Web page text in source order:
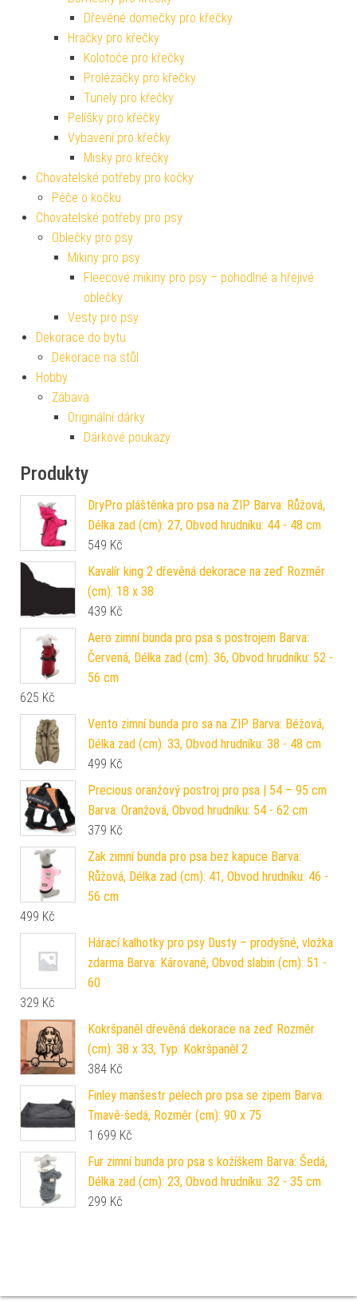
Dřevěné domečky pro křečky
Hračky pro křečky
Kolotoče pro křečky
Prolézačky pro křečky
Tunely pro křečky
Pelíšky pro křečky
Vybavení pro křečky
Misky pro křečky
Chovatelské potřeby pro kočky
Péče o kočku
Chovatelské potřeby pro psy
Oblečky pro psy
Mikiny pro psy
Fleecové mikiny pro psy – pohodlné a hřejivé
oblečky
Vesty pro psy
Dekorace do bytu
Dekorace na stůl
Hobby
Zábava
Originální dárky
Dárkové poukazy
Produkty
DryPro pláštěnka pro psa na ZIP Barva: Růžová,
Délka zad (cm): 27, Obvod hrudníku: 44 - 48 cm
549 Kč
Kavalír king 2 dřevěná dekorace na zeď Rozměr
(cm): 18 x 38
439 Kč
Aero zimní bunda pro psa s postrojem Barva:
Červená, Délka zad (cm): 36, Obvod hrudníku: 52 -
56 cm
625 Kč
Vento zimní bunda pro sa na ZIP Barva: Béžová,
Délka zad (cm): 33, Obvod hrudníku: 38 - 48 cm
499 Kč
Precious oranžový postroj pro psa | 54 – 95 cm
Barva: Oranžová, Obvod hrudníku: 54 - 62 cm
379 Kč
Zak zimní bunda pro psa bez kapuce Barva:
Růžová, Délka zad (cm): 41, Obvod hrudníku: 46 -
56 cm
499 Kč
Hárací kalhotky pro psy Dusty – prodyšné, vložka
zdarma Barva: Kárované, Obvod slabin (cm): 51 -
60
329 Kč
Kokršpaněl dřevěná dekorace na zeď Rozměr
(cm): 38 x 33, Typ: Kokršpaněl 2
384 Kč
Finley manšestr pelech pro psa se zipem Barva:
Tmavě-šedá, Rozměr (cm): 90 x 75
1 699 Kč
Fur zimní bunda pro psa s kožíškem Barva: Šedá,
Délka zad (cm): 23, Obvod hrudníku: 32 - 35 cm
299 Kč